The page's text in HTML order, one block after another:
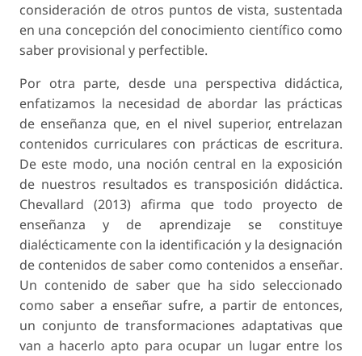
consideración de otros puntos de vista, sustentada
en una concepción del conocimiento científico como
saber provisional y perfectible.
Por otra parte, desde una perspectiva didáctica,
enfatizamos la necesidad de abordar las prácticas
de enseñanza que, en el nivel superior, entrelazan
contenidos curriculares con prácticas de escritura.
De este modo, una noción central en la exposición
de nuestros resultados estransposición didáctica.
Chevallard (2013) afirma que todo proyecto de
enseñanza y de aprendizaje se constituye
dialécticamente con la identificación y la designación
de contenidos de saber como contenidos a enseñar.
Un contenido de saber que ha sido seleccionado
como saber a enseñar sufre, a partir de entonces,
un conjunto de transformaciones adaptativas que
van a hacerlo apto para ocupar un lugar entre los